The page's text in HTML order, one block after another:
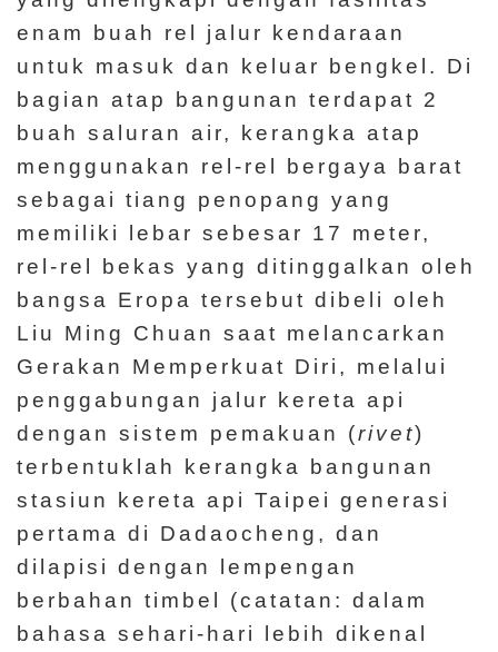
enam buah rel jalur kendaraan
untuk masuk dan keluar bengkel. Di
bagian atap bangunan terdapat 2
buah saluran air, kerangka atap
menggunakan rel-rel bergaya barat
sebagai tiang penopang yang
memiliki lebar sebesar 17 meter,
rel-rel bekas yang ditinggalkan oleh
bangsa Eropa tersebut dibeli oleh
Liu Ming Chuan saat melancarkan
Gerakan Memperkuat Diri, melalui
penggabungan jalur kereta api
dengan sistem pemakuan (rivet)
terbentuklah kerangka bangunan
stasiun kereta api Taipei generasi
pertama di Dadaocheng, dan
dilapisi dengan lempengan
berbahan timbel (catatan: dalam
bahasa sehari-hari lebih dikenal